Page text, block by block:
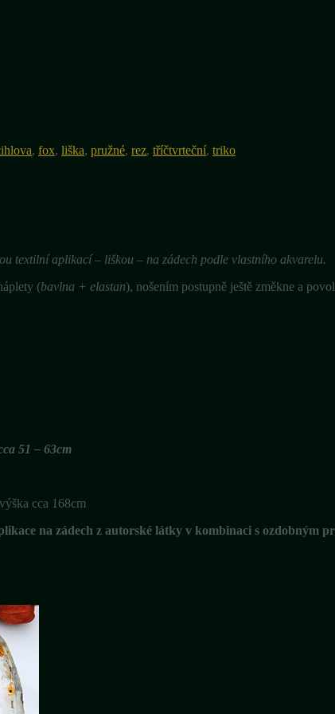
, fox, liška, pružné, rez, tříčtvrteční, triko
textilní aplikací – liškou – na zádech podle vlastního akvarelu.
(bavlna + elastan), nošením postupně ještě změkne a
51 – 63cm
cca 168cm
na zádech z autorské látky v kombinaci s ozdobným